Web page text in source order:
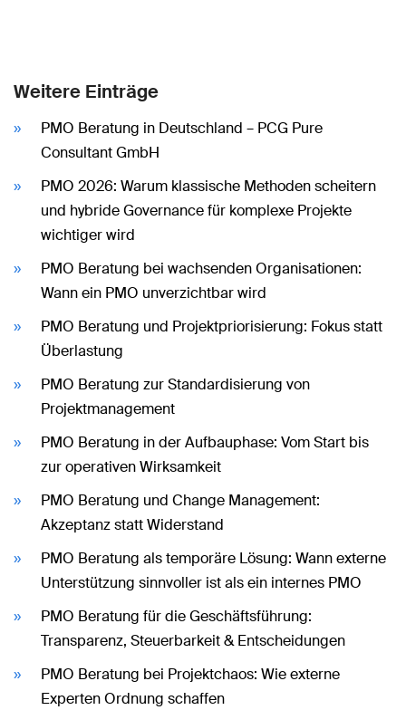
Weitere Einträge
PMO Beratung in Deutschland – PCG Pure
Consultant GmbH
PMO 2026: Warum klassische Methoden scheitern
und hybride Governance für komplexe Projekte
wichtiger wird
PMO Beratung bei wachsenden Organisationen:
Wann ein PMO unverzichtbar wird
PMO Beratung und Projektpriorisierung: Fokus statt
Überlastung
PMO Beratung zur Standardisierung von
Projektmanagement
PMO Beratung in der Aufbauphase: Vom Start bis
zur operativen Wirksamkeit
PMO Beratung und Change Management:
Akzeptanz statt Widerstand
PMO Beratung als temporäre Lösung: Wann externe
Unterstützung sinnvoller ist als ein internes PMO
PMO Beratung für die Geschäftsführung:
Transparenz, Steuerbarkeit & Entscheidungen
PMO Beratung bei Projektchaos: Wie externe
Experten Ordnung schaffen